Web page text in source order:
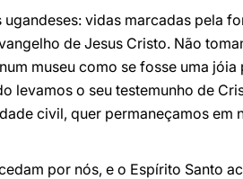
vidas marcadas pela
de Jesus Cristo. Não
museu como se fosse uma jóia
levamos o seu testemunho de
civil, quer permaneçamos em
por nós, e o Espírito Santo